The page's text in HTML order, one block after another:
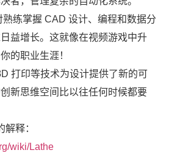
熟练掌握 CAD 设计、编程和数据分
益增长。这就像在视频游戏中升
的职业生涯！
打印等技术为设计提供了新的可
新思维空间比以往任何时候都要
释：
wiki/Lathe